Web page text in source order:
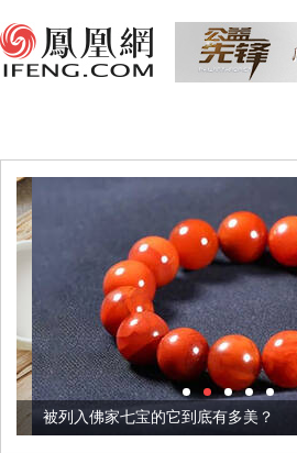
被列入佛家七宝的它到底有多美？